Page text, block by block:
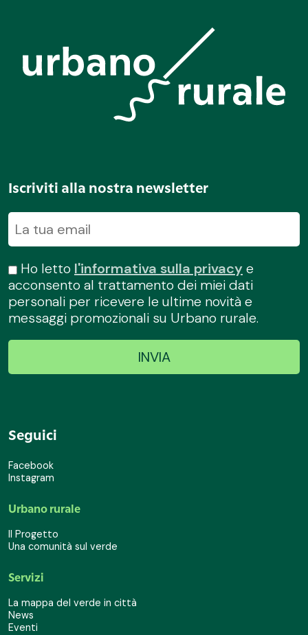
Iscriviti alla nostra newsletter
Ho letto l'informativa sulla privacye
acconsento al trattamento dei miei dati
personali per ricevere le ultime novità e
messaggi promozionali su Urbano rurale.
Seguici
Facebook
Instagram
Urbano rurale
Il Progetto
Una comunità sul verde
Servizi
La mappa del verde in città
News
Eventi